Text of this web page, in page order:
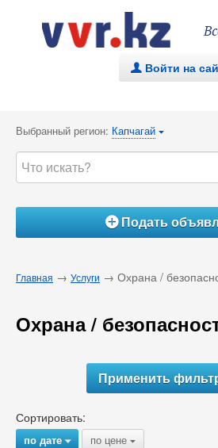
. Войти на
Выбранный регион: Капчагай {
ÁПодать
Главная → Услуги → Охрана /
Охрана /
Сортировать:
по дате{ по цене {